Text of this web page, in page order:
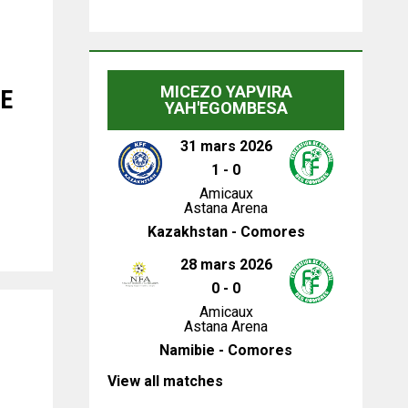
MICEZO YAPVIRA
YAH'EGOMBESA
31 mars 2026
1 - 0
Amicaux
Astana Arena
Kazakhstan - Comores
28 mars 2026
0 - 0
Amicaux
Astana Arena
Namibie - Comores
View all matches